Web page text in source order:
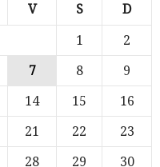
V S D
1
2
7 8
9
14 15
16
21 22
23
28 29
30